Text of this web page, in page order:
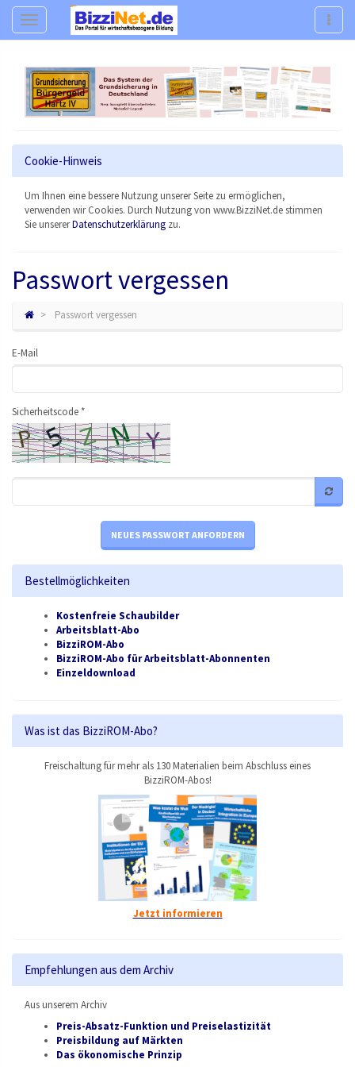
Navigation
Cookie-Hinweis
Um Ihnen eine bessere Nutzung unserer Seite zu ermöglichen,
verwenden wir Cookies. Durch Nutzung von www.BizziNet.de stimmen
Sie unsererDatenschutzerklärung zu.
Passwort vergessen
Passwort vergessen
E-Mail
Sicherheitscode *
NEUES PASSWORT ANFORDERN
Bestellmöglichkeiten
Kostenfreie Schaubilder
Arbeitsblatt-Abo
BizziROM-Abo
BizziROM-Abo für Arbeitsblatt-Abonnenten
Einzeldownload
Was ist das BizziROM-Abo?
Freischaltung für mehr als 130 Materialien beim Abschluss eines
BizziROM-Abos!
Jetzt informieren
Empfehlungen aus dem Archiv
Aus unserem Archiv
Preis-Absatz-Funktion und Preiselastizität
Preisbildung auf Märkten
Das ökonomische Prinzip